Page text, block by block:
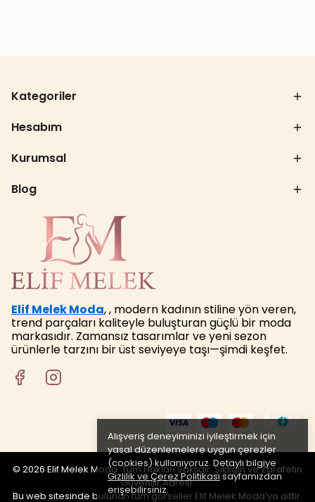
Alışveriş deneyiminizi iyileştirmek için
yasal düzenlemelere uygun çerezler
(cookies) kullanıyoruz. Detaylı bilgiye
Gizlilik ve Çerez Politikasısayfamızdan
erişebilirsiniz.
Kategoriler
Hesabım
Kurumsal
Blog
Elif Melek Moda, , modern kadının stiline yön veren,
trend parçaları kaliteyle buluşturan güçlü bir moda
markasıdır. Zamansız tasarımlar ve yeni sezon
ürünlerle tarzını bir üst seviyeye taşı—şimdi keşfet.
© 2026 Elif Melek Moda. Tüm Hakları Saklıdır. Şıklığın ve Zarafetin
Güvenilir Adresi.
Bu web sitesinde bulunan tüm görseller Elif Melek Moda’ya aittir.